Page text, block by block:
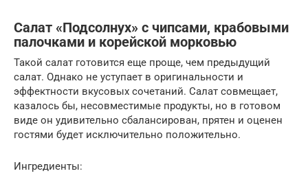
Салат «Подсолнух» с чипсами, крабовыми
палочками и корейской морковью
Такой салат готовится еще проще, чем предыдущий
салат. Однако не уступает в оригинальности и
эффектности вкусовых сочетаний. Салат совмещает,
казалось бы, несовместимые продукты, но в готовом
виде он удивительно сбалансирован, прятен и оценен
гостями будет исключительно положительно.
Ингредиенты: